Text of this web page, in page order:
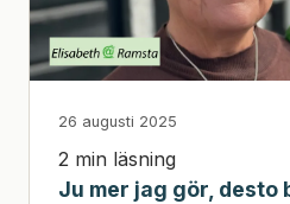
26 augusti 2025
2 min läsning
Ju mer jag gör, desto